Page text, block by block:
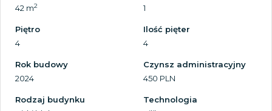
42 m2
1
Piętro
4
Ilość pięter
4
Rok budowy
2024
Czynsz administracyjny
450 PLN
Rodzaj budynku
Technologia